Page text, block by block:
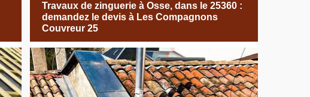
Travaux de zinguerie à Osse, dans le 25360 :
demandez le devis à Les Compagnons
Couvreur 25